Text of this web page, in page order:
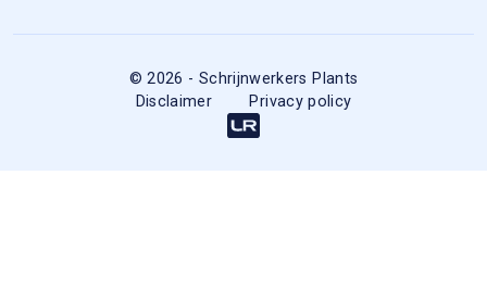
© 2026 - Schrijnwerkers Plants
Disclaimer
Privacy policy